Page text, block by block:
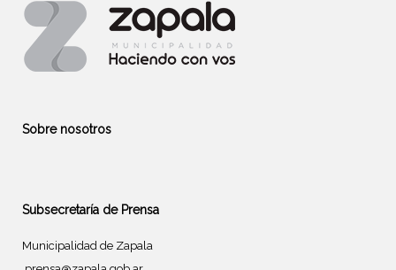
Sobre nosotros
Subsecretaría de Prensa
Municipalidad de Zapala